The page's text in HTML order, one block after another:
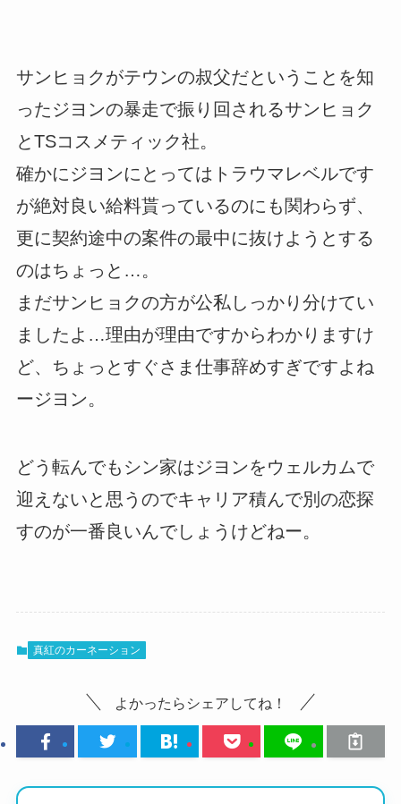
サンヒョクがテウンの叔父だということを知
ったジヨンの暴走で振り回されるサンヒョク
とTSコスメティック社。
確かにジヨンにとってはトラウマレベルです
が絶対良い給料貰っているのにも関わらず、
更に契約途中の案件の最中に抜けようとする
のはちょっと…。
まだサンヒョクの方が公私しっかり分けてい
ましたよ…理由が理由ですからわかりますけ
ど、ちょっとすぐさま仕事辞めすぎですよね
ージヨン。
どう転んでもシン家はジヨンをウェルカムで
迎えないと思うのでキャリア積んで別の恋探
すのが一番良いんでしょうけどねー。
真紅のカーネーション
よかったらシェアしてね！